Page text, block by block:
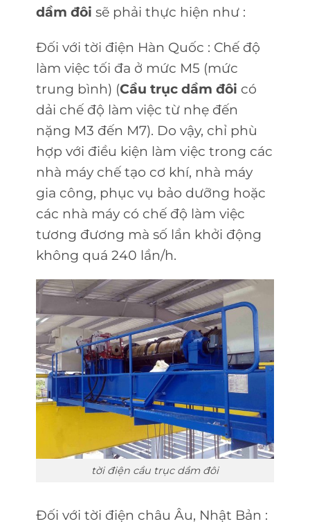
dầm đôi sẽ phải thực hiện như :
Đối với tời điện Hàn Quốc : Chế độ
làm việc tối đa ở mức M5 (mức
trung bình) (Cầu trục dầm đôi có
dải chế độ làm việc từ nhẹ đến
nặng M3 đến M7). Do vậy, chỉ phù
hợp với điều kiện làm việc trong các
nhà máy chế tạo cơ khí, nhà máy
gia công, phục vụ bảo dưỡng hoặc
các nhà máy có chế độ làm việc
tương đương mà số lần khởi động
không quá 240 lần/h.
tời điện cầu trục dầm đôi
Đối với tời điện châu Âu, Nhật Bản :